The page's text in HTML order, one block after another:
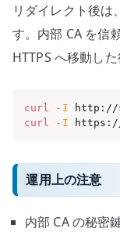
リダイレクト後は
す。内部 CA を信
HTTPS へ移動し
curl -I
curl
-I
運用上の注意
内部 CA の秘密